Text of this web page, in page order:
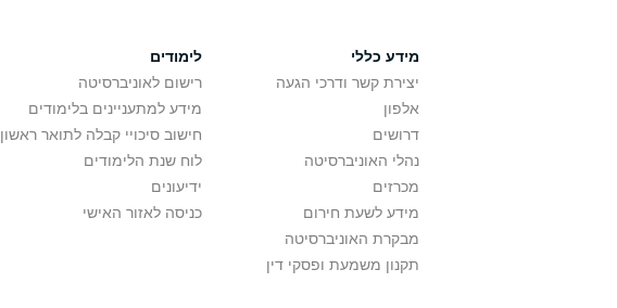
מידע כללי
יצירת קשר ודרכי הגעה
אלפון
דרושים
נהלי האוניברסיטה
מכרזים
מידע לשעת חירום
מבקרת האוניברסיטה
תקנון משמעת ופסקי דין
לימודים
רישום לאוניברסיטה
מידע למתעניינים בלימודים
חישוב סיכויי קבלה לתואר ראשון
לוח שנת הלימודים
ידיעונים
כניסה לאזור האישי